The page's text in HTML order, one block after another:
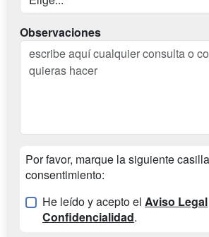
Observaciones
Por favor, marque la siguiente
consentimiento:
He leído y acepto el Aviso Legal
Confidencialidad.